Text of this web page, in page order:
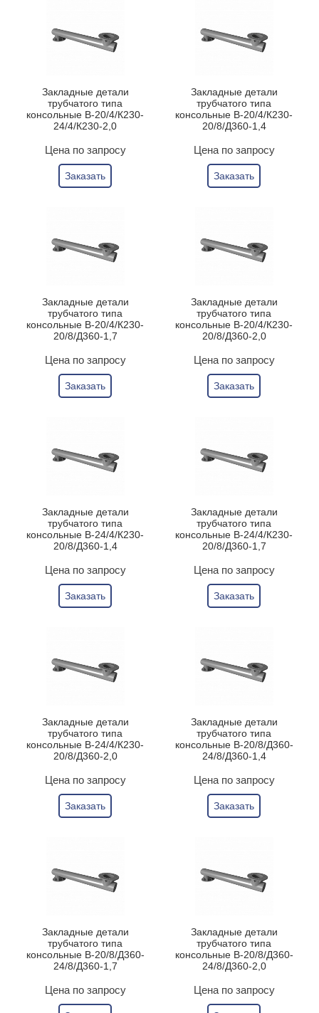
Закладные детали
трубчатого типа
консольные В-20/4/К230-
24/4/К230-2,0
Цена по запросу
Заказать
Закладные детали
трубчатого типа
консольные В-20/4/К230-
20/8/Д360-1,4
Цена по запросу
Заказать
Закладные детали
трубчатого типа
консольные В-20/4/К230-
20/8/Д360-1,7
Цена по запросу
Заказать
Закладные детали
трубчатого типа
консольные В-20/4/К230-
20/8/Д360-2,0
Цена по запросу
Заказать
Закладные детали
трубчатого типа
консольные В-24/4/К230-
20/8/Д360-1,4
Цена по запросу
Заказать
Закладные детали
трубчатого типа
консольные В-24/4/К230-
20/8/Д360-1,7
Цена по запросу
Заказать
Закладные детали
трубчатого типа
консольные В-24/4/К230-
20/8/Д360-2,0
Цена по запросу
Заказать
Закладные детали
трубчатого типа
консольные В-20/8/Д360-
24/8/Д360-1,4
Цена по запросу
Заказать
Закладные детали
трубчатого типа
консольные В-20/8/Д360-
24/8/Д360-1,7
Цена по запросу
Закладные детали
трубчатого типа
консольные В-20/8/Д360-
24/8/Д360-2,0
Цена по запросу